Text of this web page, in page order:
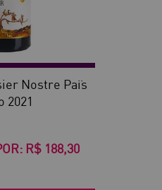
Nostre Païs
2021
R$ 188,30